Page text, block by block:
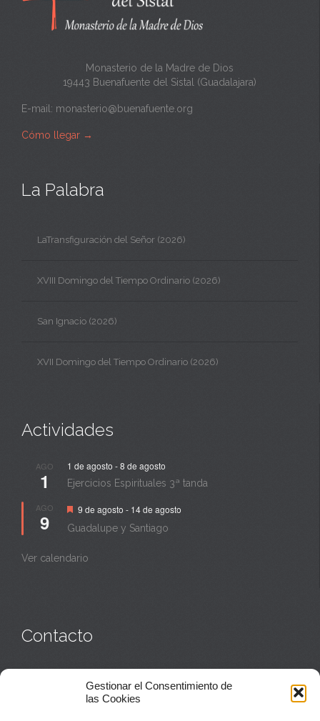
Gestionar el Consentimiento de
las Cookies
a
Monasterio de la Madre de Dios
19443 Buenafuente del Sistal (Guadalajara)
E-mail: monasterio@buenafuente.org
Cómo llegar →
La Palabra
LaTransfiguración del Señor (2026)
XVIII Domingo del Tiempo Ordinario (2026)
San Ignacio (2026)
XVII Domingo del Tiempo Ordinario (2026)
Actividades
AGO
1
1 de agosto -8 de agosto
Ejercicios Espirituales 3ª tanda
AGO
9
Destacado
9 de agosto - 14 de agosto
Guadalupe y Santiago
Ver calendario
Contacto
Monasterio:949 835 032
Casa de acogida:609 423 521o949 835 058
Parroquia y sacerdotes:949 835 111